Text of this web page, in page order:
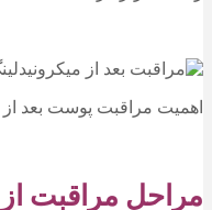
اهمیت مراقبت پوست بعد از
مراحل مراقبت